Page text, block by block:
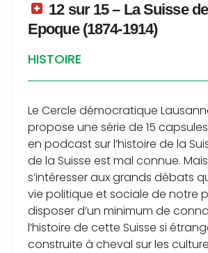
12 sur 15 – La Suisse
Epoque (1874-1914)
HISTOIRE
Le Cercle démocratique
propose une série de 15
en podcast sur l’histoire de la
de la Suisse est mal connue.
s’intéresser aux grands débats
vie politique et sociale de notre
disposer d’un minimum de
l’histoire de cette Suisse si
construite à cheval sur les